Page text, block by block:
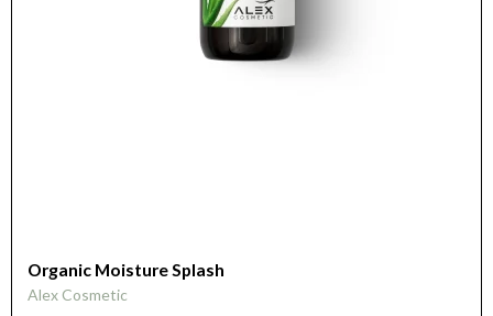
Organic Moisture Splash
Alex Cosmetic